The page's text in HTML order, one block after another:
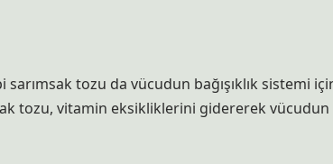
tozu da vücudun bağışıklık sistemi
tozu, vitamin eksikliklerini gidererek vücudun